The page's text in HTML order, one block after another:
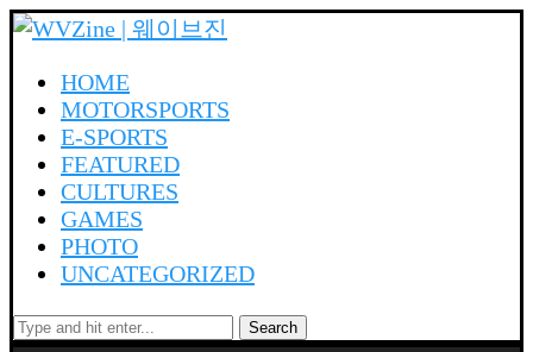
HOME
MOTORSPORTS
E-SPORTS
FEATURED
CULTURES
GAMES
PHOTO
UNCATEGORIZED
Search